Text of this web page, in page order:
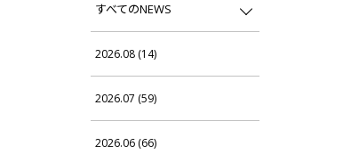
すべてのNEWS
2026.08 (14)
2026.07 (59)
2026.06 (66)